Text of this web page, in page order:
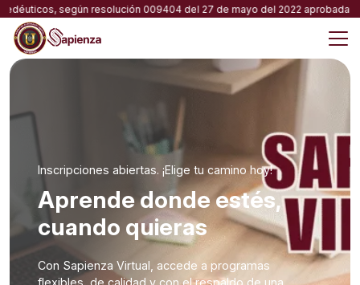
Skip
content
según resolución 009404 del 27 de mayo del 2022 aprobada por
Inscripciones abiertas. ¡Elige tu camino hoy!
Aprende donde estés,
cuando quieras
Con Sapienza Virtual, accede a programas